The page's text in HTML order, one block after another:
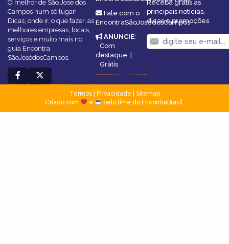
O melhor de São José dos
Campos num só lugar!
Dicas, onde ir, o que fazer, as
melhores empresas, locais,
serviços e muito mais no
guia Encontra
SãoJosédosCampos.
Fale com o
EncontraSãoJosédosCampos
ANUNCIE:
Com
destaque
Grátis
Receba grátis as
principais notícias,
dicas e promoções
Termos| Privacidade
Sitemap
Criado com
e pelo time do EncontraBrasil